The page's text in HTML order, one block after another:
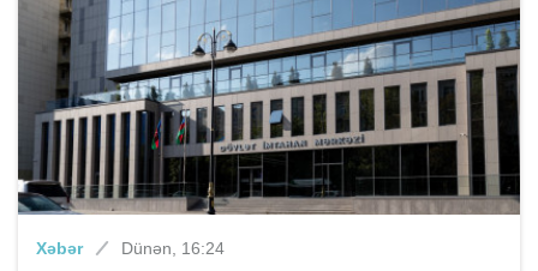
Xəbər Dünən, 16:24